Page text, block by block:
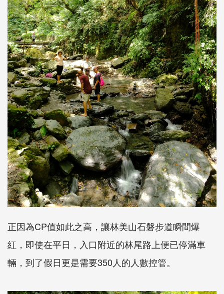
正因為CP值如此之高，讓林美山石磐步道瞬間爆
紅，即使在平日，入口附近的林尾路上便已停滿車
輛，到了假日更是需要350人的人數控管。